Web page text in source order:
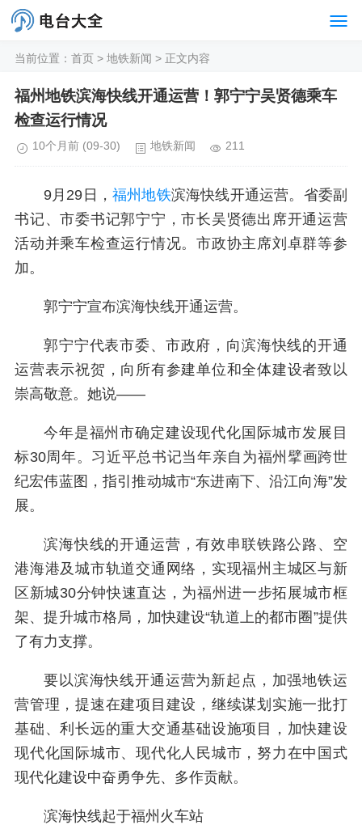
当前位置： 首页 > 地铁新闻 > 正文内容
福州地铁滨海快线开通运营！郭宁宁吴贤德乘车
检查运行情况
10个月前 (09-30) 地铁新闻 211
9月29日， 福州地铁滨海快线开通运营。省委副
书记、市委书记郭宁宁，市长吴贤德出席开通运营
活动并乘车检查运行情况。市政协主席刘卓群等参
加。
郭宁宁宣布滨海快线开通运营。
郭宁宁代表市委、市政府，向滨海快线的开通
运营表示祝贺，向所有参建单位和全体建设者致以
崇高敬意。她说——
今年是福州市确定建设现代化国际城市发展目
标30周年。习近平总书记当年亲自为福州擘画跨世
纪宏伟蓝图，指引推动城市“东进南下、沿江向海”发
展。
滨海快线的开通运营，有效串联铁路公路、空
港海港及城市轨道交通网络，实现福州主城区与新
区新城30分钟快速直达，为福州进一步拓展城市框
架、提升城市格局，加快建设“轨道上的都市圈”提供
了有力支撑。
要以滨海快线开通运营为新起点，加强地铁运
营管理，提速在建项目建设，继续谋划实施一批打
基础、利长远的重大交通基础设施项目，加快建设
现代化国际城市、现代化人民城市，努力在中国式
现代化建设中奋勇争先、多作贡献。
滨海快线起于福州火车站